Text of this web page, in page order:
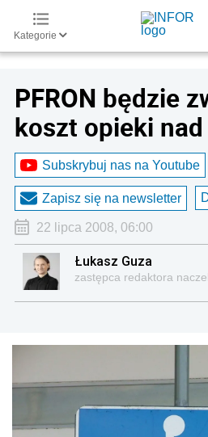
Kategorie
PFRON będzie
koszt opieki
Subskrybuj nas na Youtube
Zapisz się na newsletter
22 lipca 2008, 06:00
Łukasz Guza
zastępca redaktora